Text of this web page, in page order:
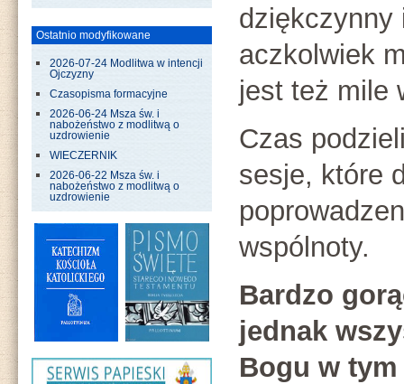
Ostatnio modyfikowane
2026-07-24 Modlitwa w intencji
Ojczyzny
Czasopisma formacyjne
2026-06-24 Msza św. i
nabożeństwo z modlitwą o
uzdrowienie
WIECZERNIK
2026-06-22 Msza św. i
nabożeństwo z modlitwą o
uzdrowienie
dziękczynny
aczkolwiek
jest też mile
Czas
sesje, które
wspólnoty.
Bardzo
jednak
Bogu w